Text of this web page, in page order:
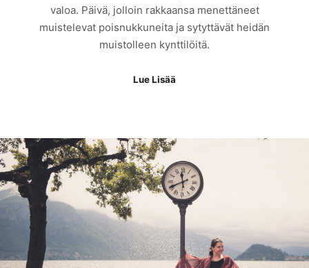
valoa. Päivä, jolloin rakkaansa menettäneet
muistelevat poisnukkuneita ja sytyttävät heidän
muistolleen kynttilöitä.
Lue Lisää